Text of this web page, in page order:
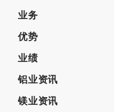
业务
优势
业绩
铝业资讯
镁业资讯